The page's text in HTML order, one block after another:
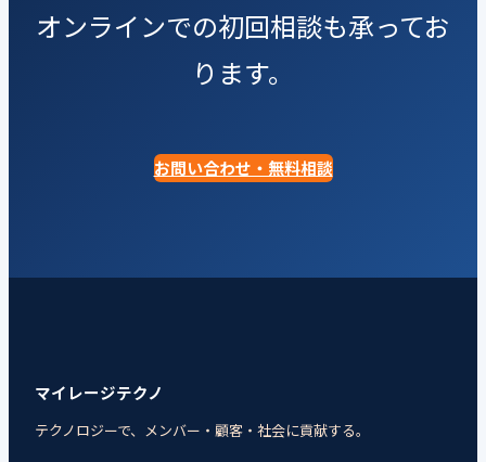
オンラインでの初回相談も承ってお
ります。
お問い合わせ・無料相談
マイレージテクノ
テクノロジーで、メンバー・顧客・社会に貢献する。